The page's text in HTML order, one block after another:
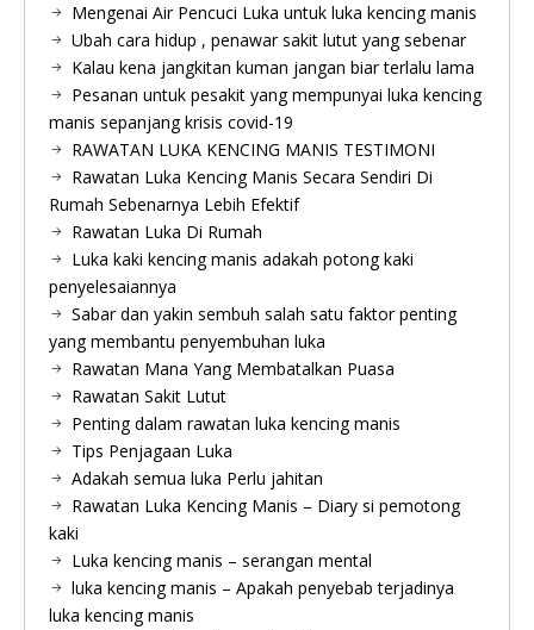
Mengenai Air Pencuci Luka untuk luka kencing manis
Ubah cara hidup , penawar sakit lutut yang sebenar
Kalau kena jangkitan kuman jangan biar terlalu lama
Pesanan untuk pesakit yang mempunyai luka kencing
manis sepanjang krisis covid-19
RAWATAN LUKA KENCING MANIS TESTIMONI
Rawatan Luka Kencing Manis Secara Sendiri Di
Rumah Sebenarnya Lebih Efektif
Rawatan Luka Di Rumah
Luka kaki kencing manis adakah potong kaki
penyelesaiannya
Sabar dan yakin sembuh salah satu faktor penting
yang membantu penyembuhan luka
Rawatan Mana Yang Membatalkan Puasa
Rawatan Sakit Lutut
Penting dalam rawatan luka kencing manis
Tips Penjagaan Luka
Adakah semua luka Perlu jahitan
Rawatan Luka Kencing Manis – Diary si pemotong
kaki
Luka kencing manis – serangan mental
luka kencing manis – Apakah penyebab terjadinya
luka kencing manis